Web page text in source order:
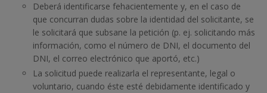
Deberá identificarse fehacientemente y, en el caso de
que concurran dudas sobre la identidad del solicitante, se
le solicitará que subsane la petición (p. ej. solicitando más
información, como el número de DNI, el documento del
DNI, el correo electrónico que aportó, etc.)
La solicitud puede realizarla el representante, legal o
voluntario, cuando éste esté debidamente identificado y